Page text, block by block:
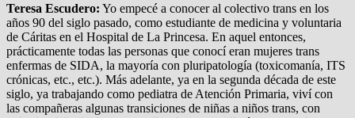
Teresa Escudero: Yo empecé a conocer al colectivo trans en los
años 90 del siglo pasado, como estudiante de medicina y voluntaria
de Cáritas en el Hospital de La Princesa. En aquel entonces,
prácticamente todas las personas que conocí eran mujeres trans
enfermas de SIDA, la mayoría con pluripatología (toxicomanía, ITS
crónicas, etc., etc.). Más adelante, ya en la segunda década de este
siglo, ya trabajando como pediatra de Atención Primaria, viví con
las compañeras algunas transiciones de niñas a niños trans, con